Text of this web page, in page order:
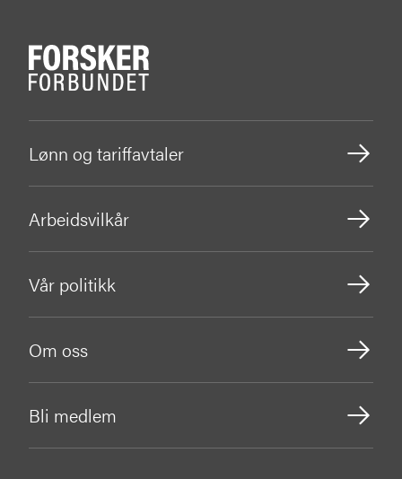
Lønn og tariffavtaler
Arbeidsvilkår
Vår politikk
Om oss
Bli medlem